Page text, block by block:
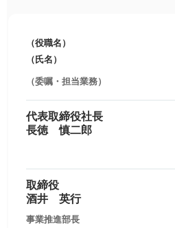
（役職名）
（氏名）
（委嘱・担当業務）
代表取締役社長
長徳 慎二郎
取締役
酒井 英行
事業推進部長